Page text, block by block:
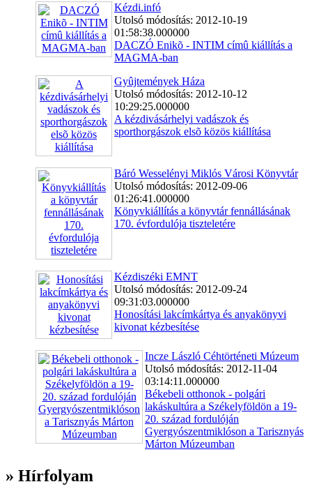
Kézdi.infó
Utolsó módosítás: 2012-10-19
01:58:38.000000
DACZÓ Enikõ - INTIM címû kiállítás a
MAGMA-ban
Gyûjtemények Háza
Utolsó módosítás: 2012-10-12
10:29:25.000000
A kézdivásárhelyi vadászok és
sporthorgászok elsõ közös kiállítása
Báró Wesselényi Miklós Városi Könyvtár
Utolsó módosítás: 2012-09-06
01:26:41.000000
Könyvkiállítás a könyvtár fennállásának
170. évfordulója tiszteletére
Kézdiszéki EMNT
Utolsó módosítás: 2012-09-24
09:31:03.000000
Honosítási lakcímkártya és anyakönyvi
kivonat kézbesítése
Incze László Céhtörténeti Múzeum
Utolsó módosítás: 2012-11-04
03:14:11.000000
Békebeli otthonok - polgári
lakáskultúra a Székelyföldön a 19-
20. század fordulóján
Gyergyószentmiklóson a Tarisznyás
Márton Múzeumban
» Hírfolyam